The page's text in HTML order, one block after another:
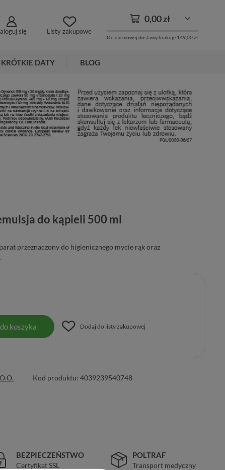
się Listy zakupowe
0,00 zł
Do darmowej dostawy brakuje 149,00 zł
KRÓTKIE DATY BLOG
do kąpieli 500 ml
przeznaczony do higienicznego mycie rąk oraz
koszyka Dodaj do listy zakupowej
Kod produktu: 4039239540748
BEZPIECZEŃSTWO
Certyfikat SSL
POLTRAF
Transport medyczny